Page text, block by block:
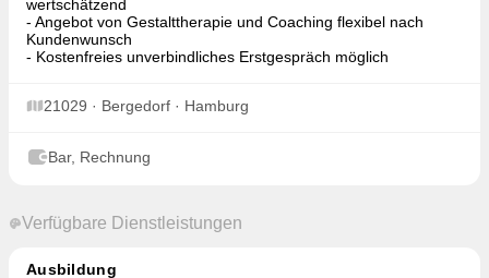
wertschätzend
- Angebot von Gestalttherapie und Coaching flexibel nach
Kundenwunsch
- Kostenfreies unverbindliches Erstgespräch möglich
21029 · Bergedorf · Hamburg
Bar, Rechnung
Verfügbare Dienstleistungen
Ausbildung